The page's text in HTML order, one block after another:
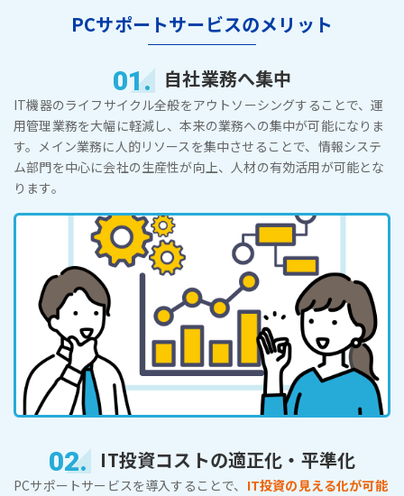
PCサポートサービスのメリット
01. 自社業務へ集中
IT機器のライフサイクル全般をアウトソーシングすることで、運
用管理業務を大幅に軽減し、本来の業務への集中が可能になりま
す。メイン業務に人的リソースを集中させることで、情報システ
ム部門を中心に会社の生産性が向上、人材の有効活用が可能とな
ります。
02. IT投資コストの適正化・平準化
PCサポートサービスを導入することで、 IT投資の見える化が可能